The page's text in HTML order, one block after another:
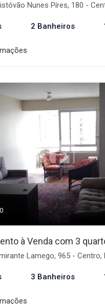
Nunes Píres, 180 - Centro,
2 Banheiros
à Venda com 3
Lamego, 965 - Centro,
3 Banheiros